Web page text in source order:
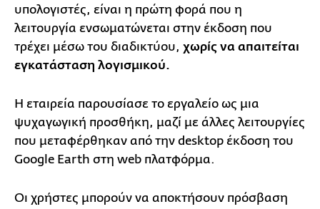
υπολογιστές, είναι η πρώτη φορά που η
λειτουργία ενσωματώνεται στην έκδοση που
τρέχει μέσω του διαδικτύου, χωρίς να απαιτείται
εγκατάσταση λογισμικού.
Η εταιρεία παρουσίασε το εργαλείο ως μια
ψυχαγωγική προσθήκη, μαζί με άλλες λειτουργίες
που μεταφέρθηκαν από την desktop έκδοση του
Google Earth στη web πλατφόρμα.
Οι χρήστες μπορούν να αποκτήσουν πρόσβαση